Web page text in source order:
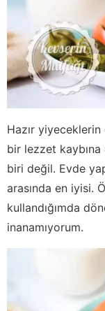
Hazır
bir lezzet
biri değil. Evde
arasında en iyisi.
kullandığımda
inanamıyorum.